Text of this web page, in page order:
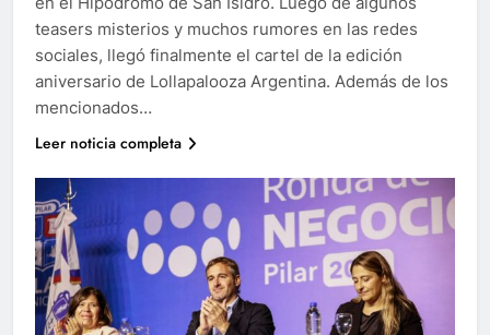
teasers misterios y muchos rumores en las redes
sociales, llegó finalmente el cartel de la edición
aniversario de Lollapalooza Argentina. Además de los
mencionados…
Leer noticia completa